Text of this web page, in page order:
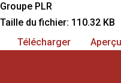
Groupe PLR
Taille du fichier: 110.32 KB
Télécharger
Aperçu